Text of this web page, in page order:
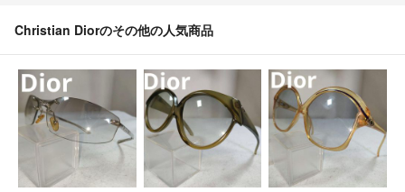
Christian Diorのその他の人気商品